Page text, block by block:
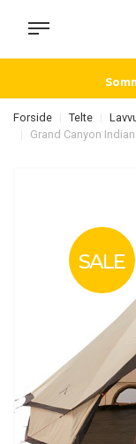
Forside Telte
Grand Canyon
SALE